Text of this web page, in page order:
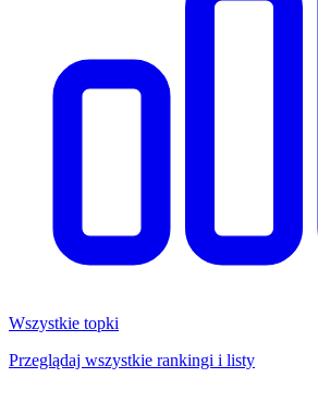
Wszystkie topki
Przeglądaj wszystkie rankingi i listy